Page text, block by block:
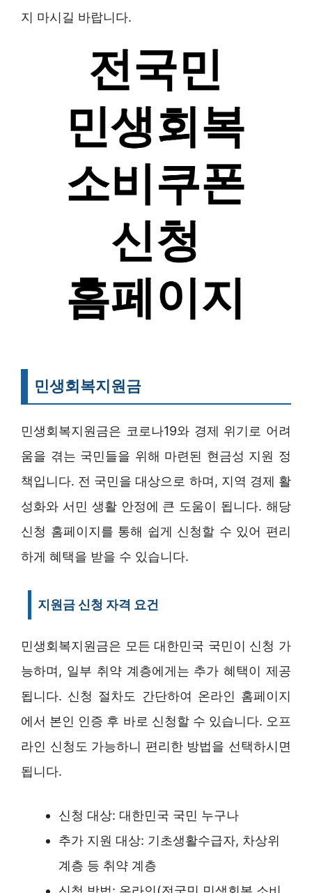
지 마시길 바랍니다.
민생회복지원금
민생회복지원금은 코로나19와 경제 위기로 어려
움을 겪는 국민들을 위해 마련된 현금성 지원 정
책입니다. 전 국민을 대상으로 하며, 지역 경제 활
성화와 서민 생활 안정에 큰 도움이 됩니다. 해당
신청 홈페이지를 통해 쉽게 신청할 수 있어 편리
하게 혜택을 받을 수 있습니다.
지원금 신청 자격 요건
민생회복지원금은 모든 대한민국 국민이 신청 가
능하며, 일부 취약 계층에게는 추가 혜택이 제공
됩니다. 신청 절차도 간단하여 온라인 홈페이지
에서 본인 인증 후 바로 신청할 수 있습니다. 오프
라인 신청도 가능하니 편리한 방법을 선택하시면
됩니다.
신청 대상: 대한민국 국민 누구나
추가 지원 대상: 기초생활수급자, 차상위
계층 등 취약 계층